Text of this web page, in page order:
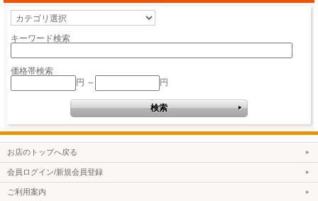
キーワード検索
価格帯検索
円 ～
円
お店のトップへ戻る
会員ログイン/新規会員登録
ご利用案内